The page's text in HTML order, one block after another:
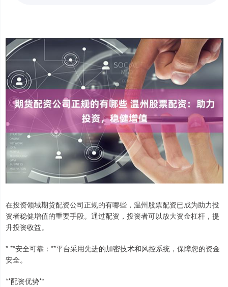
在投资领域期货配资公司正规的有哪些，温州股票配资已成为助力投
资者稳健增值的重要手段。通过配资，投资者可以放大资金杠杆，提
升投资收益。
* **安全可靠：**平台采用先进的加密技术和风控系统，保障您的资金
安全。
**配资优势**